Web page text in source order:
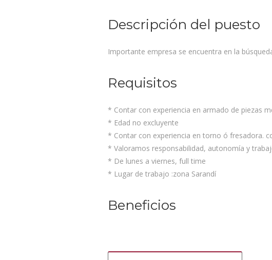
Descripción del puesto
Importante empresa se encuentra en la
Requisitos
* Contar con experiencia en armado de piezas
* Edad no excluyente
* Contar con experiencia en torno ó fresadora.
* Valoramos responsabilidad, autonomía y
* De lunes a viernes, full time
* Lugar de trabajo :zona Sarandí
Beneficios